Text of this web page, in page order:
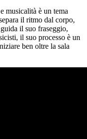
musicalità è un tema
il ritmo dal corpo,
il suo fraseggio,
il suo processo è un
ben oltre la sala